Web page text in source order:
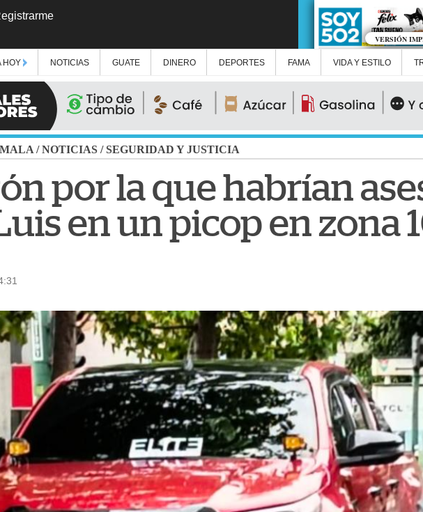
VERSIÓN
HOY NOTICIAS GUATE DINERO DEPORTES FAMA VIDA Y ESTILO
/NOTICIAS /SEGURIDAD Y JUSTICIA
por la que habrían
en un picop en zona